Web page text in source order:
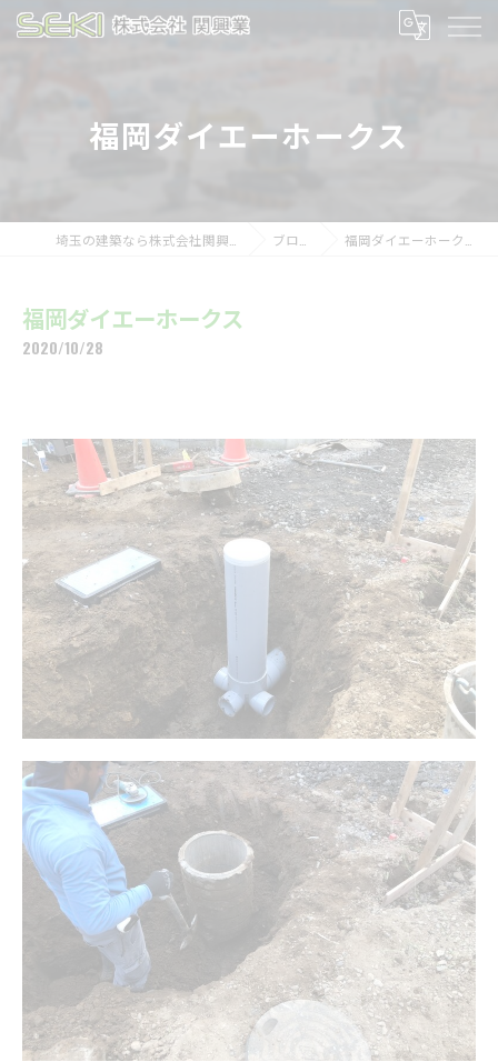
福岡ダイエーホークス
ブログ 福岡ダイエーホークス
福岡ダイエーホークス
2020/10/28